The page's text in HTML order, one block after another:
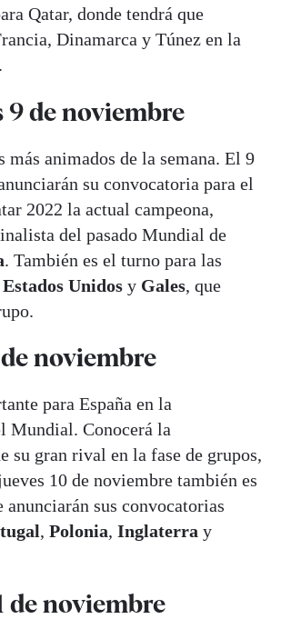
Qatar, donde tendrá que
Dinamarca y Túnez en la
9 de noviembre
más animados de la semana. El 9
su convocatoria para el
2022 la actual campeona,
del pasado Mundial de
. También es el turno para las
Estados Unidos y Gales, que
de noviembre
para España en la
Mundial. Conocerá la
su gran rival en la fase de grupos,
10 de noviembre también es
anunciarán sus convocatorias
, Polonia, Inglaterra y
de noviembre